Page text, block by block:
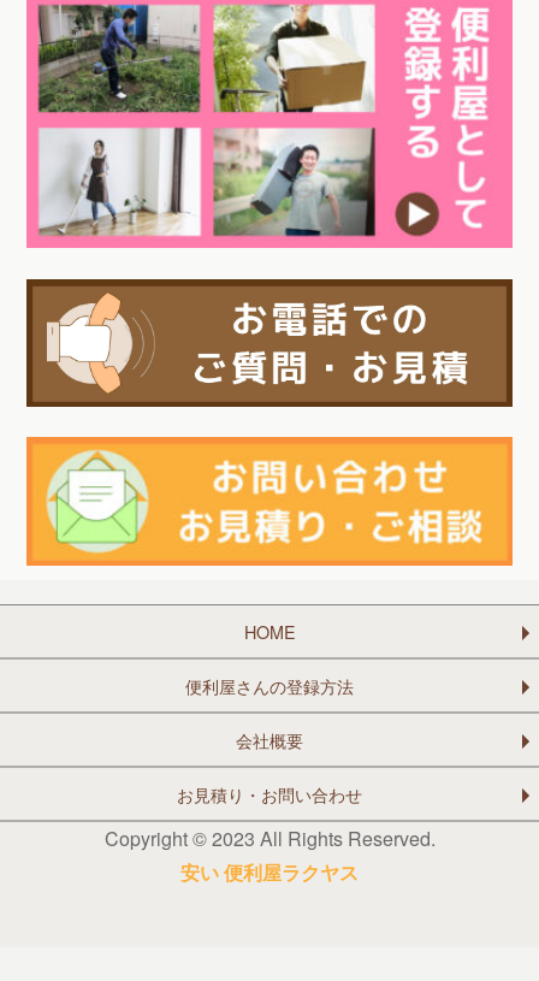
HOME
便利屋さんの登録方法
会社概要
お見積り・お問い合わせ
Copyright © 2023 All Rights Reserved.
安い 便利屋ラクヤス